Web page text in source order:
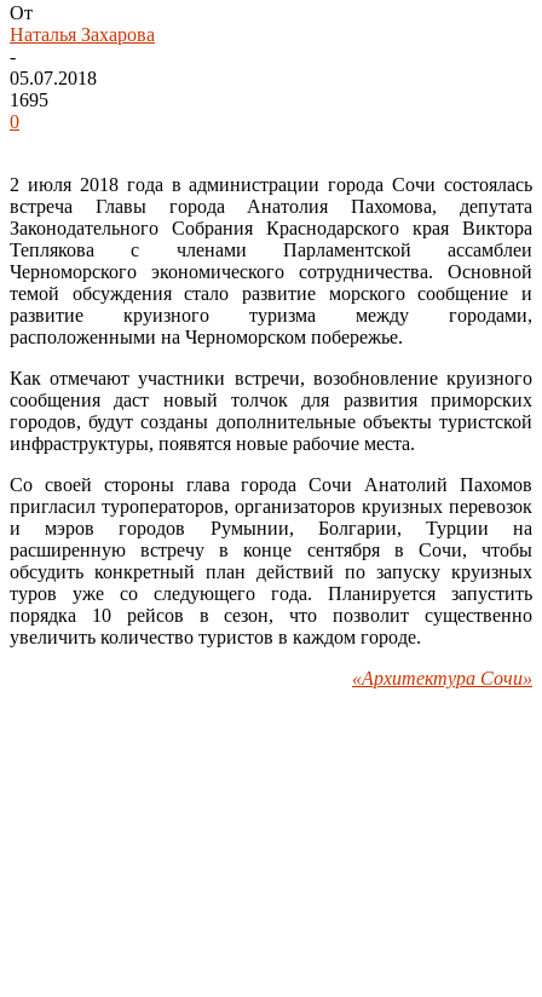
От
Наталья Захарова
-
05.07.2018
1695
0
2 июля 2018 года в администрации города Сочи состоялась
встреча Главы города Анатолия Пахомова, депутата
Законодательного Собрания Краснодарского края Виктора
Теплякова с членами Парламентской ассамблеи
Черноморского экономического сотрудничества. Основной
темой обсуждения стало развитие морского сообщение и
развитие круизного туризма между городами,
расположенными на Черноморском побережье.
Как отмечают участники встречи, возобновление круизного
сообщения даст новый толчок для развития приморских
городов, будут созданы дополнительные объекты туристской
инфраструктуры, появятся новые рабочие места.
Со своей стороны глава города Сочи Анатолий Пахомов
пригласил туроператоров, организаторов круизных перевозок
и мэров городов Румынии, Болгарии, Турции на
расширенную встречу в конце сентября в Сочи, чтобы
обсудить конкретный план действий по запуску круизных
туров уже со следующего года. Планируется запустить
порядка 10 рейсов в сезон, что позволит существенно
увеличить количество туристов в каждом городе.
«Архитектура Сочи»